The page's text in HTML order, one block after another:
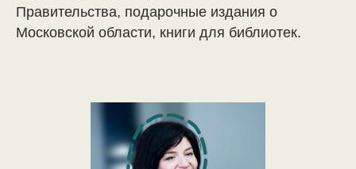
Правительства, подарочные издания о
Московской области, книги для библиотек.